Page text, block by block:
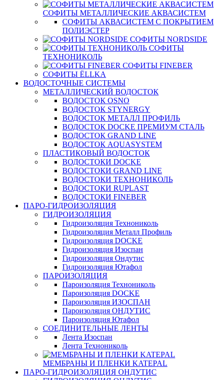
СОФИТЫ МЕТАЛЛИЧЕСКИЕ АКВАСИСТЕМ
СОФИТЫ АКВАСИСТЕМ С ПОКРЫТИЕМ
ПОЛИЭСТЕР
СОФИТЫ NORDSIDE
СОФИТЫ
ТЕХНОНИКОЛЬ
СОФИТЫ FINEBER
СОФИТЫ ЁLLKA
ВОДОСТОЧНЫЕ СИСТЕМЫ
МЕТАЛЛИЧЕСКИЙ ВОДОСТОК
ВОДОСТОК OSNO
ВОДОСТОК STYNERGY
ВОДОСТОК МЕТАЛЛ ПРОФИЛЬ
ВОДОСТОК DOCKE ПРЕМИУМ СТАЛЬ
ВОДОСТОК GRAND LINE
ВОДОСТОК AQUASYSTEM
ПЛАСТИКОВЫЙ ВОДОСТОК
ВОДОСТОКИ DOCKE
ВОДОСТОКИ GRAND LINE
ВОДОСТОКИ ТЕХНОНИКОЛЬ
ВОДОСТОКИ RUPLAST
ВОДОСТОКИ FINEBER
ПАРО-ГИДРОИЗОЛЯЦИЯ
ГИДРОИЗОЛЯЦИЯ
Гидроизоляция Технониколь
Гидроизоляция Металл Профиль
Гидроизоляция DOCKE
Гидроизоляция Изоспан
Гидроизоляция Ондутис
Гидроизоляция Ютафол
ПАРОИЗОЛЯЦИЯ
Пароизоляция Технониколь
Пароизоляция DOCKE
Пароизоляция ИЗОСПАН
Пароизоляция ОНДУТИС
Пароизоляция Ютафол
СОЕДИНИТЕЛЬНЫЕ ЛЕНТЫ
Лента Изоспан
Лента Технониколь
МЕМБРАНЫ И ПЛЕНКИ KATEPAL
ПАРО-ГИДРОИЗОЛЯЦИЯ ОНДУТИС